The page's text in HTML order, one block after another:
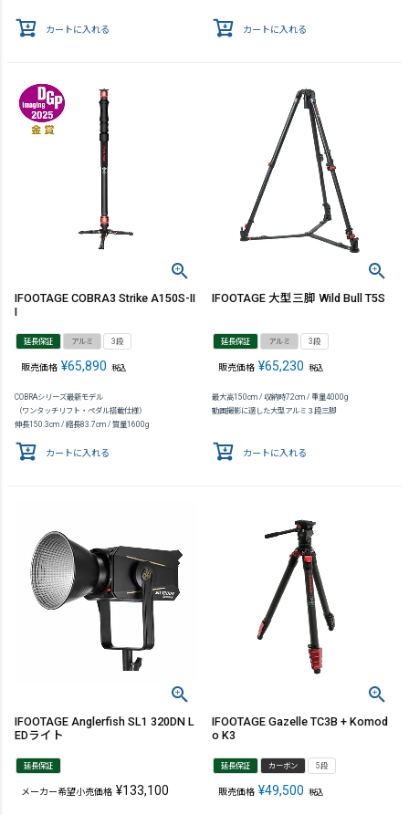
カートに入れる カートに入れる
IFOOTAGE COBRA3 Strike A150S-II
I
延長保証 アルミ 3段
販売価格 ¥65,890 税込
COBRAシリーズ最新モデル
（ワンタッチリフト・ペダル搭載仕様）
伸長150.3cm / 縮長83.7cm / 質量1600g
カートに入れる
IFOOTAGE 大型三脚 Wild Bull T5S
延長保証 アルミ 3段
販売価格 ¥65,230 税込
最大高150cm / 収納時72cm / 重量4000g
動画撮影に適した大型アルミ３段三脚
カートに入れる
IFOOTAGE Anglerfish SL1 320DN L
EDライト
延長保証
メーカー希望小売価格 ¥133,100
IFOOTAGE Gazelle TC3B + Komod
o K3
延長保証 カーボン 5段
販売価格 ¥49,500 税込